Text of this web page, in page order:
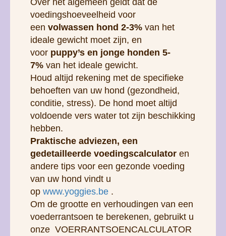
voedingshoeveelheid voor
een volwassen hond 2-3% van het
ideale gewicht moet zijn, en
voor puppy’s en jonge honden 5-
7% van het ideale gewicht.
Houd altijd rekening met de specifieke
behoeften van uw hond (gezondheid,
conditie, stress). De hond moet altijd
voldoende vers water tot zijn beschikking
hebben.
Praktische adviezen, een
gedetailleerde voedingscalculator en
andere tips voor een gezonde voeding
van uw hond vindt u
op www.yoggies.be .
Om de grootte en verhoudingen van een
voederrantsoen te berekenen, gebruikt u
onze VOERRANTSOENCALCULATOR